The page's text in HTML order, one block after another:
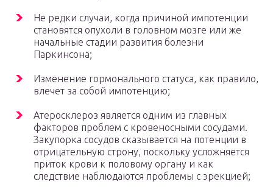
Не редки случаи, когда причиной импотенции
становятся опухоли в головном мозге или же
начальные стадии развития болезни
Паркинсона;
Изменение гормонального статуса, как правило,
влечет за собой импотенцию;
Атеросклероз является одним из главных
факторов проблем с кровеносными сосудами.
Закупорка сосудов сказывается на потенции в
отрицательную строну, поскольку усложняется
приток крови к половому органу и как
следствие наблюдаются проблемы с эрекцией;